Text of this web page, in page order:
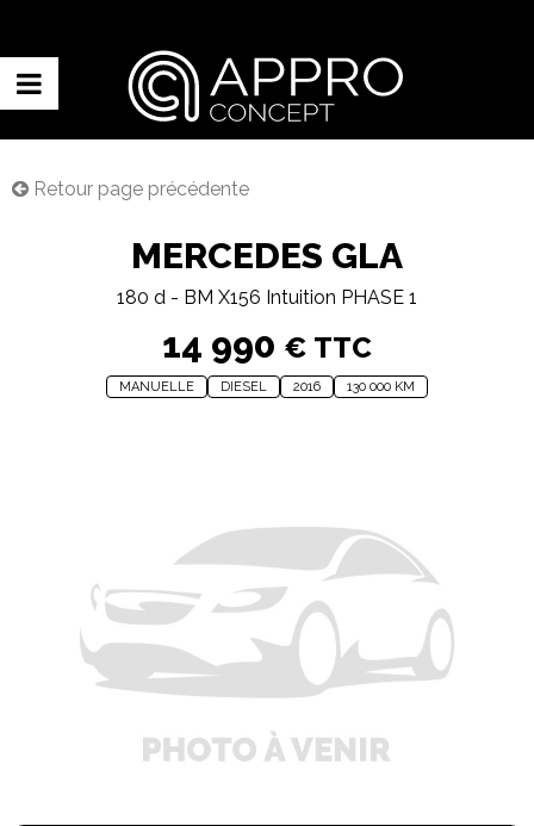
Retour page précédente
MERCEDES GLA
180 d - BM X156 Intuition PHASE 1
14 990 € TTC
MANUELLE DIESEL 2016 130 000 KM